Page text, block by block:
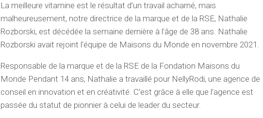
La meilleure vitamine est le résultat d’un travail acharné, mais
malheureusement, notre directrice de la marque et de la RSE, Nathalie
Rozborski, est décédée la semaine dernière à l’âge de 38 ans. Nathalie
Rozborski avait rejoint l’équipe de Maisons du Monde en novembre 2021.
Responsable de la marque et de la RSE de la Fondation Maisons du
Monde Pendant 14 ans, Nathalie a travaillé pour NellyRodi, une agence de
conseil en innovation et en créativité. C’est grâce à elle que l’agence est
passée du statut de pionnier à celui de leader du secteur.